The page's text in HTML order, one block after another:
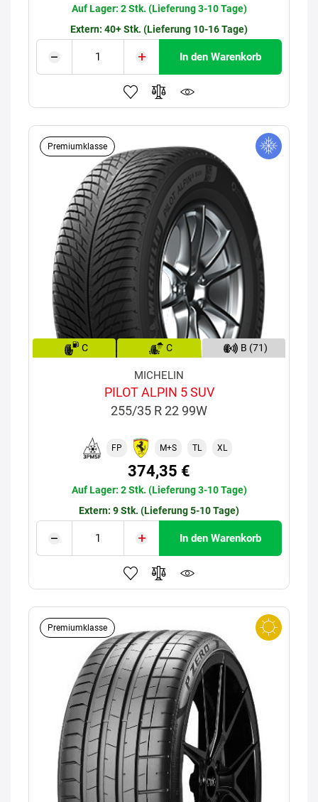
Auf Lager: 2 Stk. (Lieferung 3-10 Tage)
Extern: 40+ Stk. (Lieferung 10-16 Tage)
In den Warenkorb
Premiumklasse
C C B (71)
MICHELIN
PILOT ALPIN 5 SUV
255/35 R 22 99W
FP M+S TL XL
374,35 €
Auf Lager: 2 Stk. (Lieferung 3-10 Tage)
Extern: 9 Stk. (Lieferung 5-10 Tage)
In den Warenkorb
Premiumklasse